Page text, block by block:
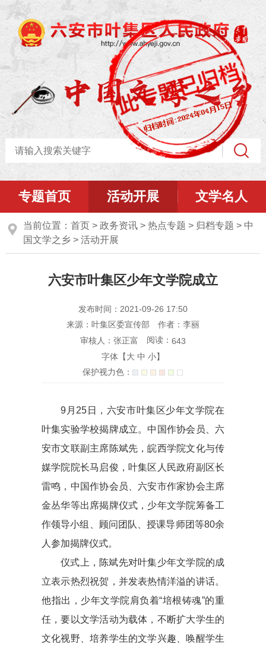
专题首页 活动开展 文学名人
当前位置： 首页 > 政务资讯 > 热点专题 > 归档专题 > 中
国文学之乡 > 活动开展
六安市叶集区少年文学院成立
发布时间：2021-09-26 17:50
来源：叶集区委宣传部
作者：李丽
审核人：张正富
阅读： 643
字体【大 中 小】
保护视力色：
9月25日，六安市叶集区少年文学院在
叶集实验学校揭牌成立。中国作协会员、六
安市文联副主席陈斌先，皖西学院文化与传
媒学院院长马启俊，叶集区人民政府副区长
雷鸣，中国作协会员、六安市作家协会主席
金丛华等出席揭牌仪式，少年文学院筹备工
作领导小组、顾问团队、授课导师团等80余
人参加揭牌仪式。
仪式上，陈斌先对叶集少年文学院的成
立表示热烈祝贺，并发表热情洋溢的讲话。
他指出，少年文学院肩负着“培根铸魂”的重
任，要以文学活动为载体，不断扩大学生的
文化视野、培养学生的文学兴趣、唤醒学生